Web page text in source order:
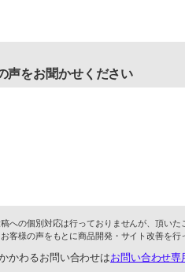
声をお聞かせください
への個別対応は行っておりませんが、頂い
客様の声をもとに商品開発・サイト改善を行
かわるお問い合わせはお問い合わせ専